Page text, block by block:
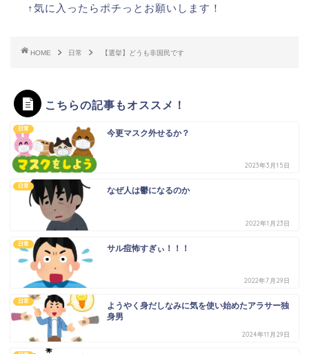
↑気に入ったらポチっとお願いします！
HOME 日常 【選挙】どうも非国民です
こちらの記事もオススメ！
日常 今更マスク外せるか？
2023年3月15日
日常 なぜ人は鬱になるのか
2022年1月23日
日常 サル痘怖すぎぃ！！！
2022年7月29日
日常
ようやく身だしなみに気を使い始めたアラサー独
身男
2024年11月29日